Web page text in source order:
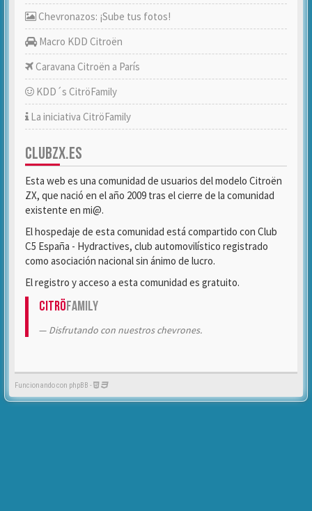
Chevronazos: ¡Sube tus fotos!
Macro KDD Citroën
Caravana Citroën a París
KDD´s CitröFamily
La iniciativa CitröFamily
CLUBZX.ES
Esta web es una comunidad de usuarios del modelo Citroën
ZX, que nació en el año 2009 tras el cierre de la comunidad
existente en mi@.
El hospedaje de esta comunidad está compartido con Club
C5 España - Hydractives, club automovilístico registrado
como asociación nacional sin ánimo de lucro.
El registro y acceso a esta comunidad es gratuito.
CitröFamily
Disfrutando con nuestros chevrones.
Funcionando con phpBB -